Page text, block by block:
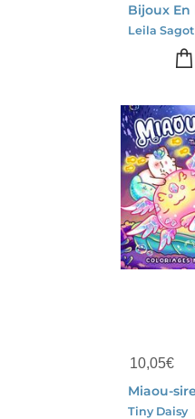
Leila Sagot
10,05€
Tiny Daisy